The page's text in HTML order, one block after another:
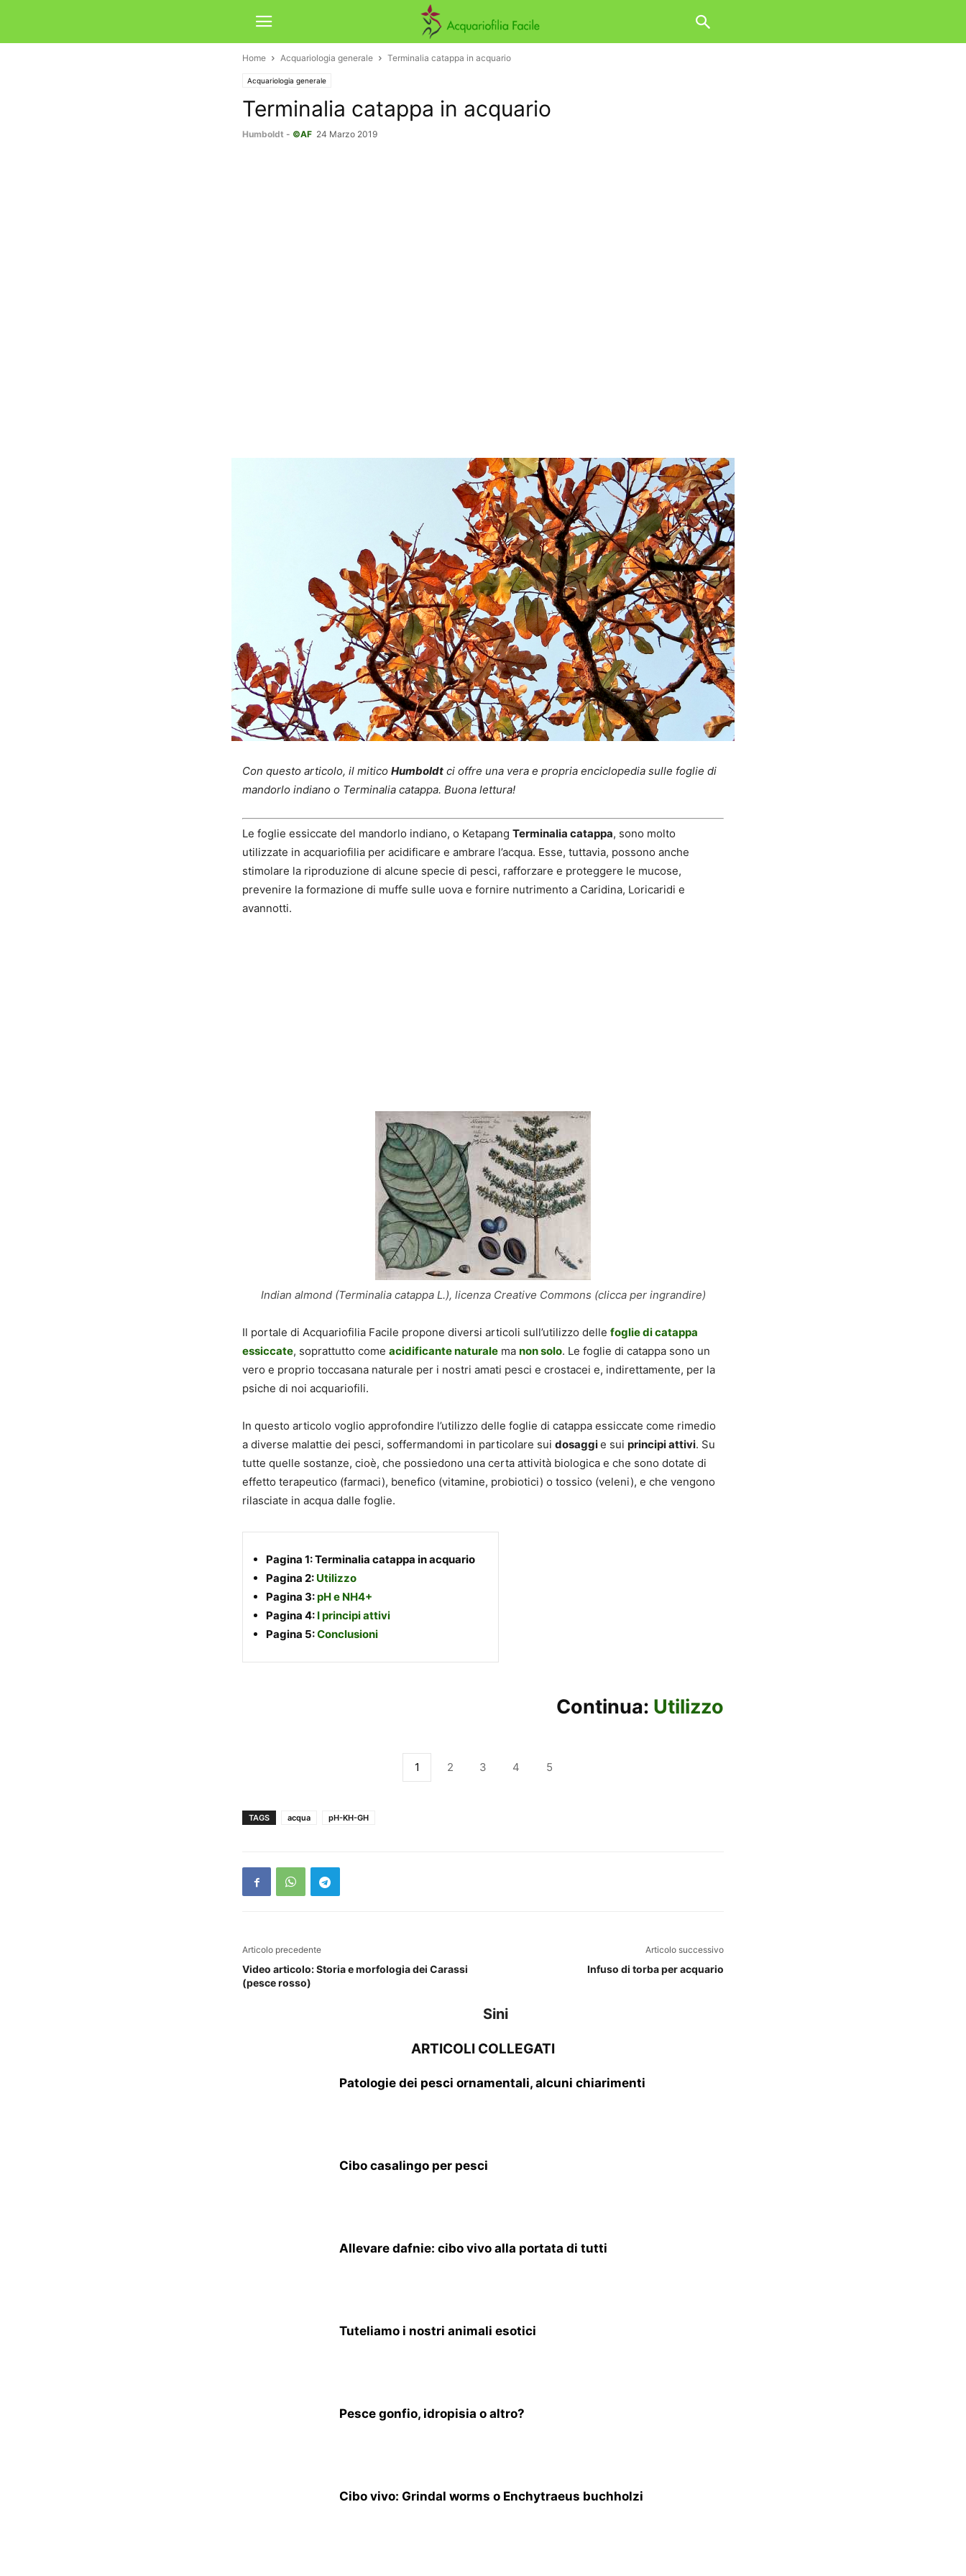
Home Acquariologia generale Terminalia catappa in acquario
Acquariologia generale
Terminalia catappa in acquario
Humboldt - ©AF 24 Marzo 2019
Con questo articolo, il mitico Humboldt ci offre una vera e propria enciclopedia sulle foglie di
mandorlo indiano o Terminalia catappa. Buona lettura!
Le foglie essiccate del mandorlo indiano, o Ketapang Terminalia catappa, sono molto
utilizzate in acquariofilia per acidificare e ambrare l’acqua. Esse, tuttavia, possono anche
stimolare la riproduzione di alcune specie di pesci, rafforzare e proteggere le mucose,
prevenire la formazione di muffe sulle uova e fornire nutrimento a Caridina, Loricaridi e
avannotti.
Indian almond (Terminalia catappa L.), licenza Creative Commons (clicca per ingrandire)
Il portale di Acquariofilia Facile propone diversi articoli sull’utilizzo delle foglie di catappa
essiccate, soprattutto come acidificante naturale ma non solo. Le foglie di catappa sono un
vero e proprio toccasana naturale per i nostri amati pesci e crostacei e, indirettamente, per la
psiche di noi acquariofili.
In questo articolo voglio approfondire l’utilizzo delle foglie di catappa essiccate come rimedio
a diverse malattie dei pesci, soffermandomi in particolare sui dosaggie sui principi attivi. Su
tutte quelle sostanze, cioè, che possiedono una certa attività biologica e che sono dotate di
effetto terapeutico (farmaci), benefico (vitamine, probiotici) o tossico (veleni), e che vengono
rilasciate in acqua dalle foglie.
Pagina 1:Terminalia catappa in acquario
Pagina 2: Utilizzo
Pagina 3:pH e NH4+
Pagina 4: I principi attivi
Pagina 5:Conclusioni
Continua: Utilizzo
1 2 3 4 5
TAGS acqua pH-KH-GH
Articolo precedente
Video articolo: Storia e morfologia dei Carassi
(pesce rosso)
Articolo successivo
Infuso di torba per acquario
Sini
ARTICOLI COLLEGATI
Patologie dei pesci ornamentali, alcuni chiarimenti
Cibo casalingo per pesci
Allevare dafnie: cibo vivo alla portata di tutti
Tuteliamo i nostri animali esotici
Pesce gonfio, idropisia o altro?
Cibo vivo: Grindal worms o Enchytraeus buchholzi